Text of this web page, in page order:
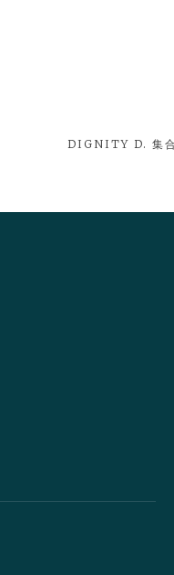
DIGNITY D. 集合